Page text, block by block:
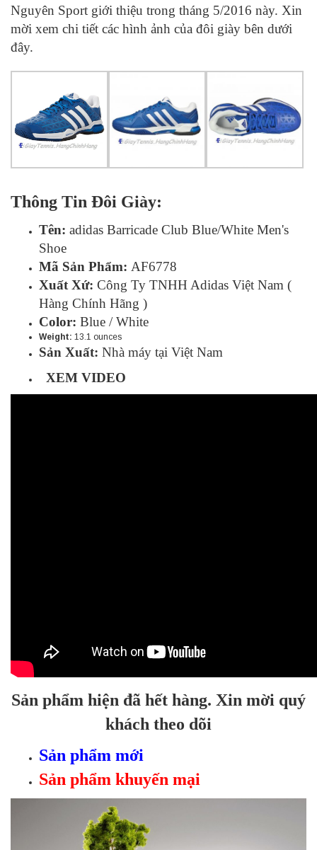
Nguyên Sport giới thiệu trong tháng 5/2016 này. Xin
mời xem chi tiết các hình ảnh của đôi giày bên dưới
đây.
Thông Tin Đôi Giày:
Tên: adidas Barricade Club Blue/White Men's
Shoe
Mã Sản Phẩm: AF6778
Xuất Xứ: Công Ty TNHH Adidas Việt Nam (
Hàng Chính Hãng )
Color: Blue / White
Weight: 13.1 ounces
Sản Xuất: Nhà máy tại Việt Nam
XEM VIDEO
Sản phẩm hiện đã hết hàng. Xin mời quý
khách theo dõi
Sản phẩm mới
Sản phẩm khuyến mại